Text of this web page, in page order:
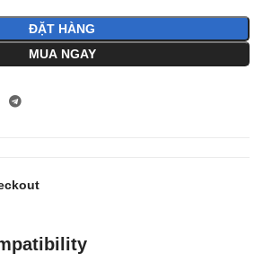
ĐẶT HÀNG
MUA NGAY